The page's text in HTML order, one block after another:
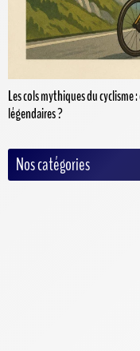
Les cols mythiques du
légendaires ?
Nos catégories